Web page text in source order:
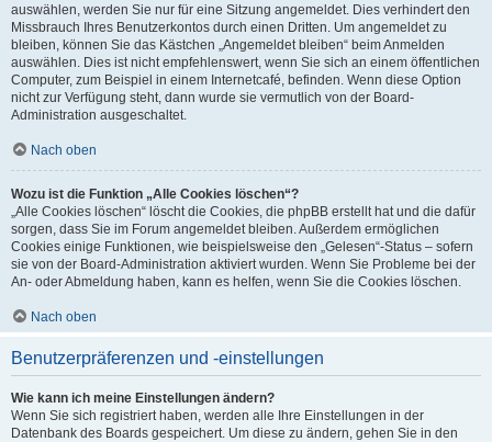
auswählen, werden Sie nur für eine Sitzung angemeldet. Dies verhindert den
Missbrauch Ihres Benutzerkontos durch einen Dritten. Um angemeldet zu
bleiben, können Sie das Kästchen „Angemeldet bleiben“ beim Anmelden
auswählen. Dies ist nicht empfehlenswert, wenn Sie sich an einem öffentlichen
Computer, zum Beispiel in einem Internetcafé, befinden. Wenn diese Option
nicht zur Verfügung steht, dann wurde sie vermutlich von der Board-
Administration ausgeschaltet.
Nach oben
Wozu ist die Funktion „Alle Cookies löschen“?
„Alle Cookies löschen“ löscht die Cookies, die phpBB erstellt hat und die dafür
sorgen, dass Sie im Forum angemeldet bleiben. Außerdem ermöglichen
Cookies einige Funktionen, wie beispielsweise den „Gelesen“-Status – sofern
sie von der Board-Administration aktiviert wurden. Wenn Sie Probleme bei der
An- oder Abmeldung haben, kann es helfen, wenn Sie die Cookies löschen.
Nach oben
Benutzerpräferenzen und -einstellungen
Wie kann ich meine Einstellungen ändern?
Wenn Sie sich registriert haben, werden alle Ihre Einstellungen in der
Datenbank des Boards gespeichert. Um diese zu ändern, gehen Sie in den